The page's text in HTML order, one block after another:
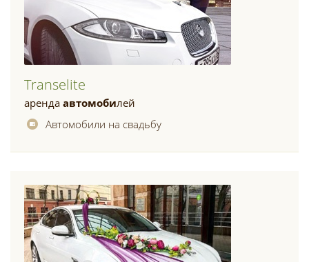
Transelite
аренда автомобилей
Автомобили на свадьбу